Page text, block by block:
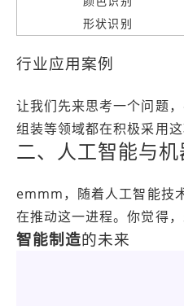
形状识别
行业应用案例
让我们先来思考一个问题
组装等领域都在积极采用
二、人工智能与
emmm，随着人工智能技
在推动这一进程。你觉得
智能制造的未来